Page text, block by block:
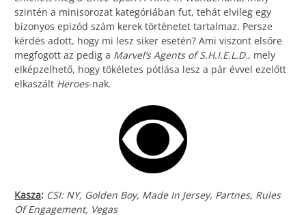
szintén a minisorozat kategóriában fut, tehát elvileg egy
bizonyos epizód szám kerek történetet tartalmaz. Persze
kérdés adott, hogy mi lesz siker esetén? Ami viszont elsőre
megfogott az pedig a Marvel’s Agents of S.H.I.E.L.D., mely
elképzelhető, hogy tökéletes pótlása lesz a pár évvel ezelőtt
elkaszált Heroes-nak.
Kasza: CSI: NY, Golden Boy, Made In Jersey, Partnes, Rules
Of Engagement, Vegas